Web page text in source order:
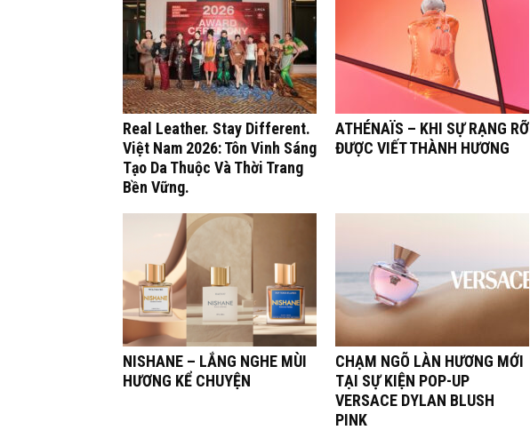
Real Leather. Stay Different.
Việt Nam 2026: Tôn Vinh Sáng
Tạo Da Thuộc Và Thời Trang
Bền Vững.
ATHÉNAÏS – KHI SỰ RẠNG RỠ
ĐƯỢC VIẾT THÀNH HƯƠNG
NISHANE – LẮNG NGHE MÙI
HƯƠNG KỂ CHUYỆN
CHẠM NGÕ LÀN HƯƠNG MỚI
TẠI SỰ KIỆN POP-UP
VERSACE DYLAN BLUSH
PINK